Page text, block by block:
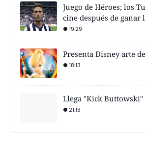
Juego de Héroes; los
cine después de ganar
19:29
Presenta Disney arte
18:13
Llega "Kick Buttowski"
21:13